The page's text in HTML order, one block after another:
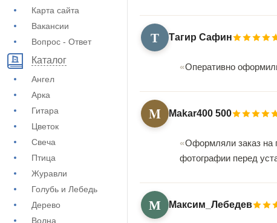
Карта сайта
Вакансии
Вопрос - Ответ
Каталог
Ангел
Арка
Гитара
Цветок
Свеча
Птица
Журавли
Голубь и Лебедь
Дерево
Волна
Т Тагир Сафин
Оперативно
M Makar400 500
Оформляли заказ на
фотографии перед
М Максим_Лебедев